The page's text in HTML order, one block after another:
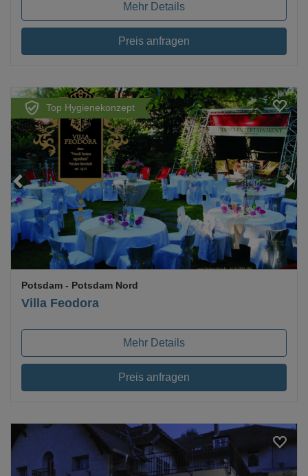
Mehr Details
Preis anfragen
Top Hygienekonzept
Loading...
Villa Feodora
Potsdam - Potsdam Nord
Mehr Details
Preis anfragen